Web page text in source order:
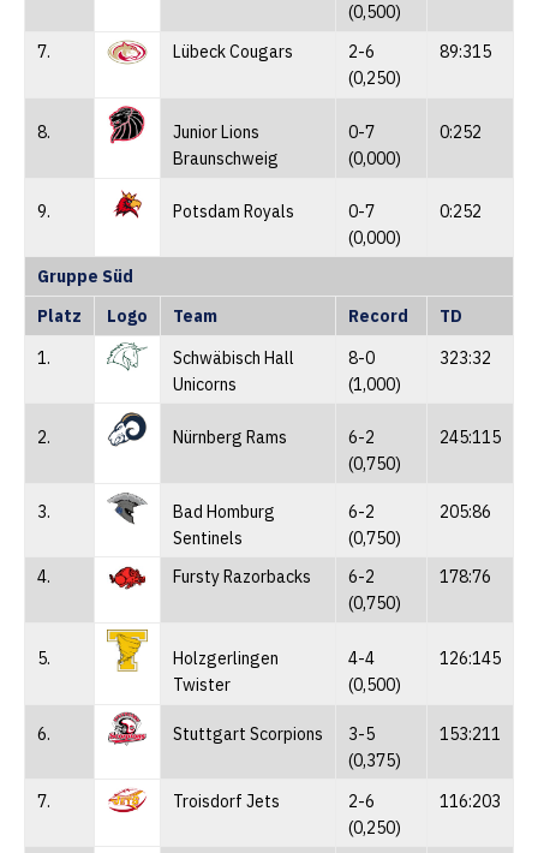
(0,500)
7. Lübeck Cougars
2-6
(0,250)
89:315
8.
Junior Lions
Braunschweig
0-7
(0,000)
0:252
9. Potsdam Royals
0-7
(0,000)
0:252
Gruppe Süd
Platz
Logo Team Record
TD
1.
Schwäbisch Hall
Unicorns
8-0
(1,000)
323:32
2. Nürnberg Rams
6-2
(0,750)
245:115
3.
Bad Homburg
Sentinels
6-2
(0,750)
205:86
4. Fursty Razorbacks
6-2
(0,750)
178:76
5.
Holzgerlingen
Twister
4-4
(0,500)
126:145
6. Stuttgart Scorpions
3-5
(0,375)
153:211
7. Troisdorf Jets
2-6
(0,250)
116:203